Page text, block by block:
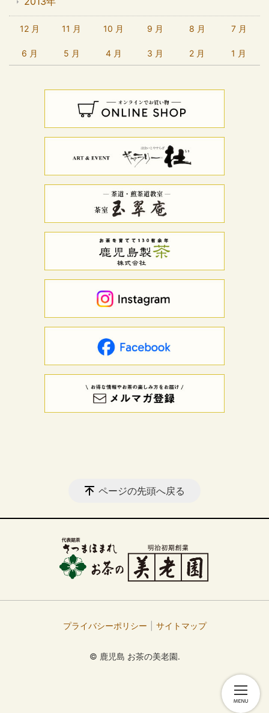
12 月 11 月 10 月 9 月 8 月 7 月
6 月 5 月 4 月 3 月 2 月 1 月
ページの先頭へ戻る
プライバシーポリシー サイトマップ
© 鹿児島 お茶の美老園.